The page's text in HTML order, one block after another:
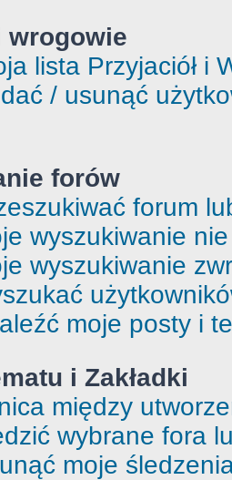
wrogowie
lista Przyjaciół i
/ usunąć
forów
forum
wyszukiwanie
wyszukiwanie
moje posty i
i Zakładki
między
wybrane fora
moje